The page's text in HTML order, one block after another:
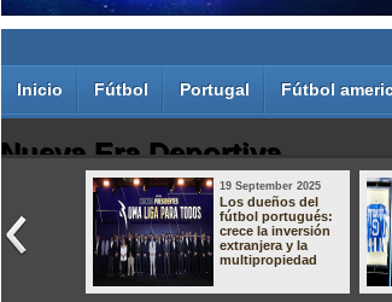
Inicio Fútbol Portugal Fútbol
Nueva Era Deportiva
Juan Carlos Rodríguez dos Santos
19 September 2025
Los dueños del
fútbol portugués:
crece la inversión
extranjera y la
multipropiedad